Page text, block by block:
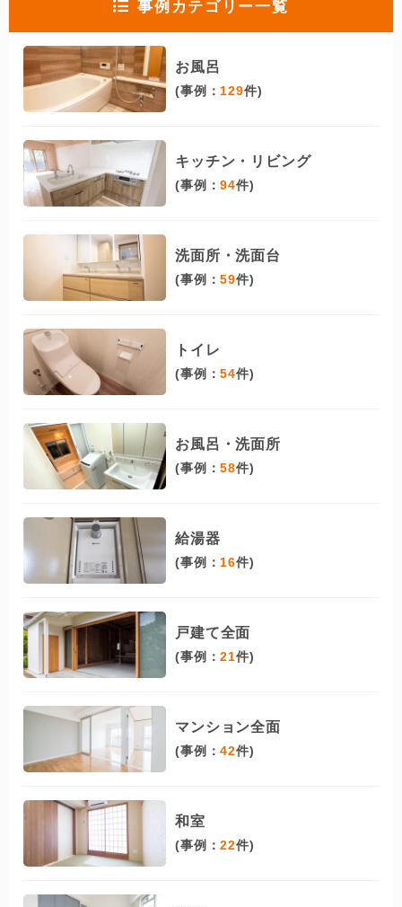
事例カテゴリー一覧
お風呂
(事例：129件)
キッチン・リビング
(事例：94件)
洗面所・洗面台
(事例：59件)
トイレ
(事例：54件)
お風呂・洗面所
(事例：58件)
給湯器
(事例：16件)
戸建て全面
(事例：21件)
マンション全面
(事例：42件)
和室
(事例：22件)